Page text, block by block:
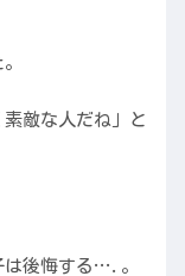
敵な人だね」と
は後悔する….。